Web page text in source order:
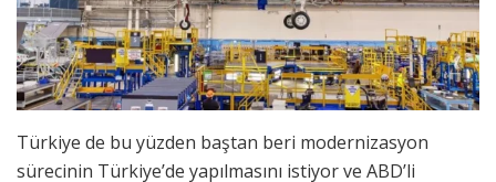
Türkiye de bu yüzden baştan beri modernizasyon
sürecinin Türkiye’de yapılmasını istiyor ve ABD’li